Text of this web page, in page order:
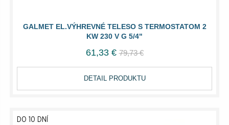
GALMET EL.VÝHREVNÉ TELESO S TERMOSTATOM 2
KW 230 V G 5/4"
61,33 € 79,73 €
DETAIL PRODUKTU
DO 10 DNÍ